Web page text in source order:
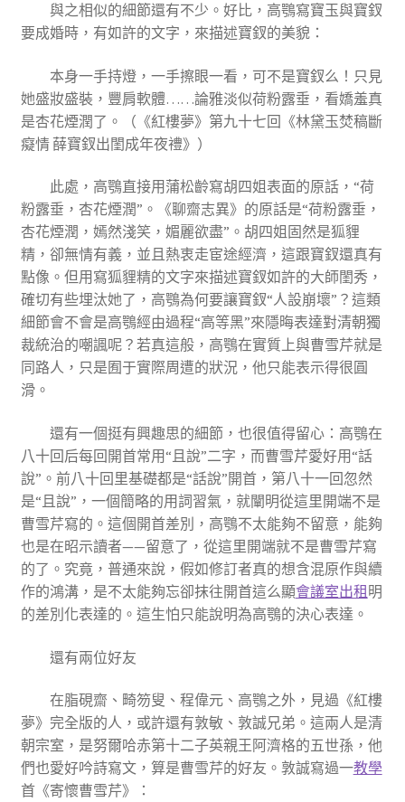
與之相似的細節還有不少。好比，高鶚寫寶玉與寶釵
要成婚時，有如許的文字，來描述寶釵的美貌：
本身一手持燈，一手擦眼一看，可不是寶釵么！只見
她盛妝盛裝，豐肩軟體……論雅淡似荷粉露垂，看嬌羞真
是杏花煙潤了。（《紅樓夢》第九十七回《林黛玉焚稿斷
癡情 薛寶釵出閨成年夜禮》）
此處，高鶚直接用蒲松齡寫胡四姐表面的原話，“荷
粉露垂，杏花煙潤”。《聊齋志異》的原話是“荷粉露垂，
杏花煙潤，嫣然淺笑，媚麗欲盡”。胡四姐固然是狐貍
精，卻無情有義，並且熱衷走宦途經濟，這跟寶釵還真有
點像。但用寫狐貍精的文字來描述寶釵如許的大師閨秀，
確切有些埋汰她了，高鶚為何要讓寶釵“人設崩壞”？這類
細節會不會是高鶚經由過程“高等黑”來隱晦表達對清朝獨
裁統治的嘲諷呢？若真這般，高鶚在實質上與曹雪芹就是
同路人，只是囿于實際周遭的狀況，他只能表示得很圓
滑。
還有一個挺有興趣思的細節，也很值得留心：高鶚在
八十回后每回開首常用“且說”二字，而曹雪芹愛好用“話
說”。前八十回里基礎都是“話說”開首，第八十一回忽然
是“且說”，一個簡略的用詞習氣，就闡明從這里開端不是
曹雪芹寫的。這個開首差別，高鶚不太能夠不留意，能夠
也是在昭示讀者——留意了，從這里開端就不是曹雪芹寫
的了。究竟，普通來說，假如修訂者真的想含混原作與續
作的鴻溝，是不太能夠忘卻抹往開首這么顯會議室出租明
的差別化表達的。這生怕只能說明為高鶚的決心表達。
還有兩位好友
在脂硯齋、畸笏叟、程偉元、高鶚之外，見過《紅樓
夢》完全版的人，或許還有敦敏、敦誠兄弟。這兩人是清
朝宗室，是努爾哈赤第十二子英親王阿濟格的五世孫，他
們也愛好吟詩寫文，算是曹雪芹的好友。敦誠寫過一教學
首《寄懷曹雪芹》：